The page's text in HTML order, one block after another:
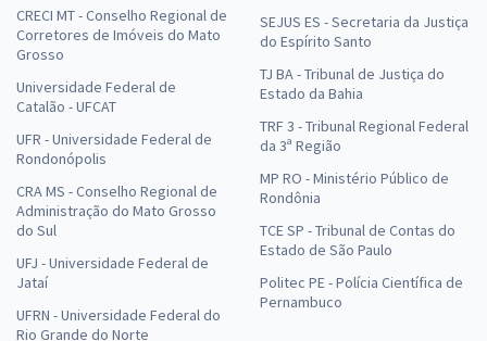
CRECI MT - Conselho Regional de
Corretores de Imóveis do Mato
Grosso
Universidade Federal de
Catalão - UFCAT
UFR - Universidade Federal de
Rondonópolis
CRA MS - Conselho Regional de
Administração do Mato Grosso
do Sul
UFJ - Universidade Federal de
Jataí
UFRN - Universidade Federal do
Rio Grande do Norte
SEJUS ES - Secretaria da Justiça
do Espírito Santo
TJ BA - Tribunal de Justiça do
Estado da Bahia
TRF 3 - Tribunal Regional Federal
da 3ª Região
MP RO - Ministério Público de
Rondônia
TCE SP - Tribunal de Contas do
Estado de São Paulo
Politec PE - Polícia Científica de
Pernambuco